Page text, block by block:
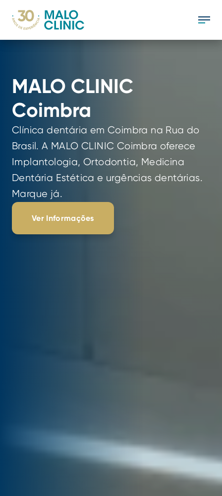
MALO CLINIC
Coimbra
Clínica dentária em Coimbra na Rua do
Brasil. A MALO CLINIC Coimbra oferece
Implantologia, Ortodontia, Medicina
Dentária Estética e urgências dentárias.
Marque já.
Ver Informações